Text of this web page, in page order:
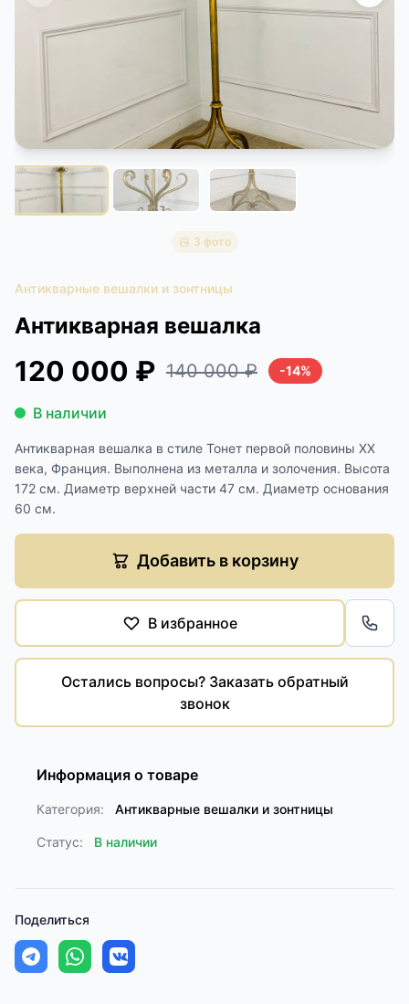
КОНТАКТЫ
3 фото
Антикварные вешалки и зонтницы
Антикварная вешалка
120 000 ₽ 140 000 ₽ -14%
В наличии
Антикварная вешалка в стиле Тонет первой половины XX
века, Франция. Выполнена из металла и золочения. Высота
172 см. Диаметр верхней части 47 см. Диаметр основания
60 см.
Добавить в корзину
В избранное
Остались вопросы? Заказать обратный
звонок
Информация о товаре
Категория: Антикварные вешалки и зонтницы
Статус: В наличии
Поделиться